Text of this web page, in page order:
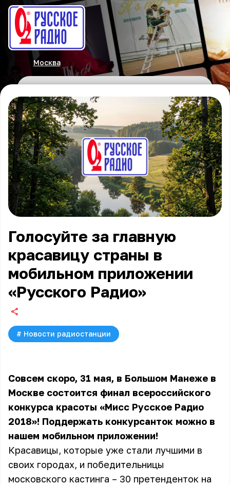
Москва
Голосуйте за главную
красавицу страны в
мобильном приложении
«Русского Радио»
# Новости радиостанции
Совсем скоро, 31 мая, в Большом Манеже в
Москве состоится финал всероссийского
конкурса красоты «Мисс Русское Радио
2018»! Поддержать конкурсанток можно в
нашем мобильном приложении!
Красавицы, которые уже стали лучшими в
своих городах, и победительницы
московского кастинга – 30 претенденток на